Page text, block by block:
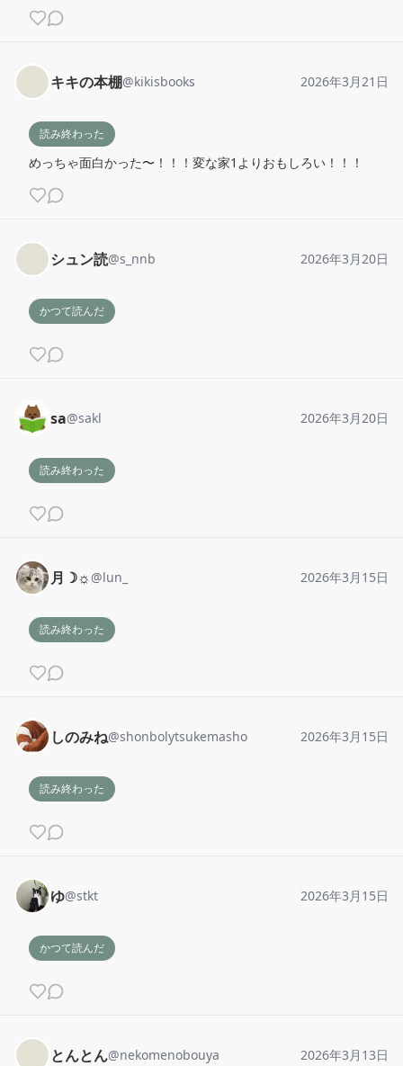
キキの本棚@kikisbooks 2026年3月21日
読み終わった
めっちゃ面白かった〜！！！変な家1よりおもしろい！！！
シュン読@s_nnb 2026年3月20日
かつて読んだ
sa@sakl 2026年3月20日
読み終わった
月☽☼ @lun_ 2026年3月15日
読み終わった
しのみね@shonbolytsukemasho 2026年3月15日
読み終わった
ゆ@stkt 2026年3月15日
かつて読んだ
とんとん@nekomenobouya 2026年3月13日